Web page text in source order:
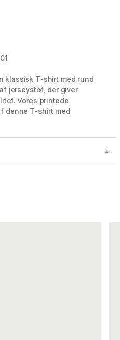
klassisk T-shirt med rund
jerseystof, der giver
Vores printede
denne T-shirt med